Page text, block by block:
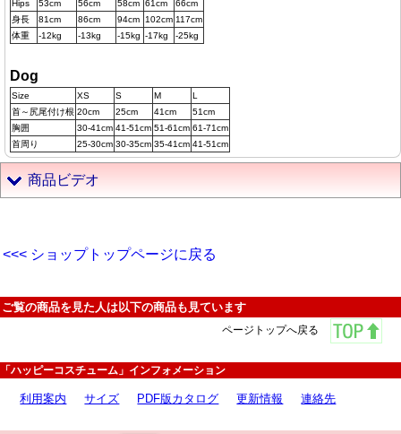
Hips
53cm 56cm 58cm 61cm
66cm
身長
81cm 86cm 94cm 102cm 117cm
体重
-12kg -13kg -15kg -17kg -25kg
Dog
Size XS S M
L
首～尻尾付け根 20cm 25cm 41cm
51cm
胸囲
30-41cm 41-51cm 51-61cm 61-71cm
首周り
25-30cm 30-35cm 35-41cm 41-51cm
商品ビデオ
<<< ショップトップページに戻る
ご覧の商品を見た人は以下の商品も見ています
ページトップへ戻る
「ハッピーコスチューム」インフォメーション
利用案内 サイズ PDF版カタログ 更新情報 連絡先